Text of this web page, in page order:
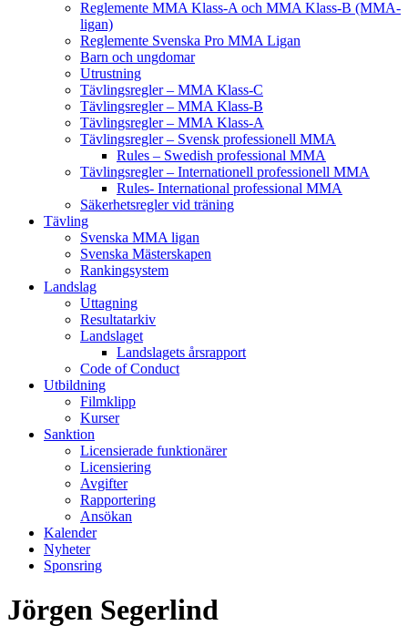
Reglemente MMA Klass-A och MMA Klass-B (MMA-
ligan)
Reglemente Svenska Pro MMA Ligan
Barn och ungdomar
Utrustning
Tävlingsregler – MMA Klass-C
Tävlingsregler – MMA Klass-B
Tävlingsregler – MMA Klass-A
Tävlingsregler – Svensk professionell MMA
Rules – Swedish professional MMA
Tävlingsregler – Internationell professionell MMA
Rules- International professional MMA
Säkerhetsregler vid träning
Tävling
Svenska MMA ligan
Svenska Mästerskapen
Rankingsystem
Landslag
Uttagning
Resultatarkiv
Landslaget
Landslagets årsrapport
Code of Conduct
Utbildning
Filmklipp
Kurser
Sanktion
Licensierade funktionärer
Licensiering
Avgifter
Rapportering
Ansökan
Kalender
Nyheter
Sponsring
Jörgen Segerlind